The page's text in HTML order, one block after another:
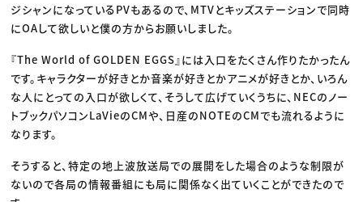
ジシャンになっているPVもあるので、MTVとキッズステーションで同時
にOAして欲しいと僕の方からお願いしました。
『The World of GOLDEN EGGS』には入口をたくさん作りたかったん
です。キャラクターが好きとか音楽が好きとかアニメが好きとか、いろん
な人にとっての入口が欲しくて、そうして広げていくうちに、NECのノー
トブックパソコンLaVieのCMや、日産のNOTEのCMでも流れるように
なります。
そうすると、特定の地上波放送局での展開をした場合のような制限が
ないので各局の情報番組にも局に関係なく出ていくことができたので